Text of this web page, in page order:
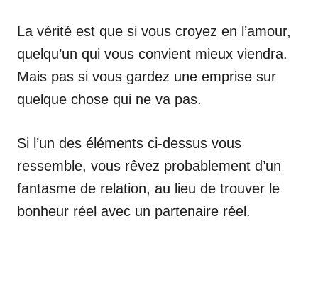
La vérité est que si vous croyez en l’amour,
quelqu’un qui vous convient mieux viendra.
Mais pas si vous gardez une emprise sur
quelque chose qui ne va pas.
Si l’un des éléments ci-dessus vous
ressemble, vous rêvez probablement d’un
fantasme de relation, au lieu de trouver le
bonheur réel avec un partenaire réel.